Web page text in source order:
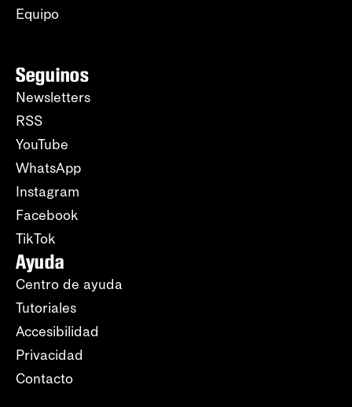
Equipo
Seguinos
Newsletters
RSS
YouTube
WhatsApp
Instagram
Facebook
TikTok
Ayuda
Centro de ayuda
Tutoriales
Accesibilidad
Privacidad
Contacto